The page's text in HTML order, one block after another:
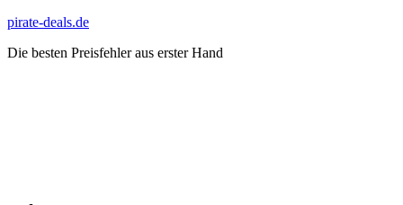
Zum
springen
pirate-deals.de
Die besten Preisfehler aus erster Hand